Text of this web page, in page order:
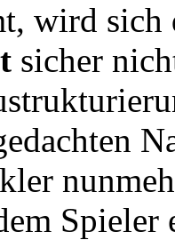
wird
sicher